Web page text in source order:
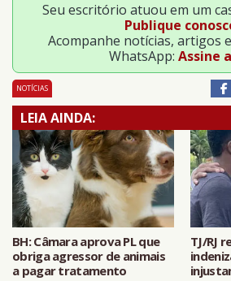
Seu escritório atuou em um
Publique
Acompanhe notícias, artigos
WhatsApp: Assine
NOTÍCIAS
LEIA AINDA:
BH: Câmara aprova PL que
obriga agressor de animais
a pagar tratamento
TJ/RJ